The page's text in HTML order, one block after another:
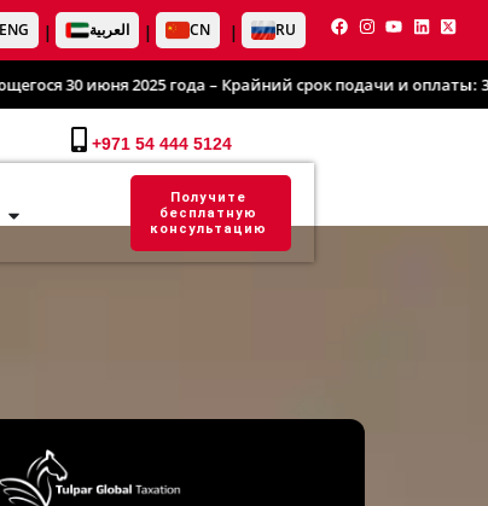
| العربية | CN | RU
Крайний срок подачи и оплаты: 31 марта 2026 года
+971 54 444 5124
Получите
бесплатную
консультацию